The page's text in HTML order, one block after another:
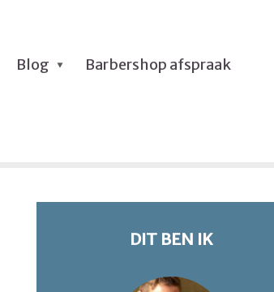
Blog
Barbershop afspraak
DIT BEN IK